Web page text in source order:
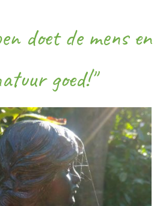
doet de mens en
goed!"